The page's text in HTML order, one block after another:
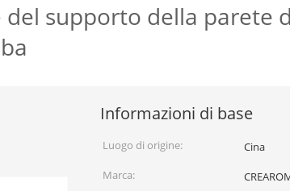
supporto della parete
Informazioni di base
Luogo di origine:
Cina
Marca: